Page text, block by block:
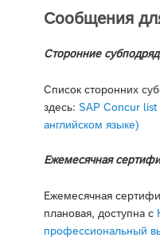
Сообщения
Сторонние
Список сторонних
здесь: SAP Concur list
английском языке)
Ежемесячная
Ежемесячная
плановая, доступна с
профессиональный